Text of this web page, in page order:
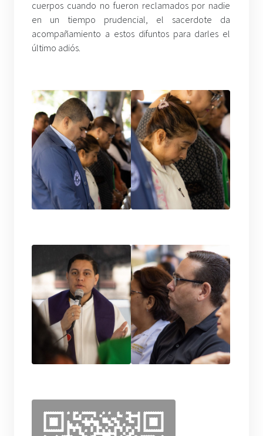
cuerpos cuando no fueron reclamados por nadie
en un tiempo prudencial, el sacerdote da
acompañamiento a estos difuntos para darles el
último adiós.